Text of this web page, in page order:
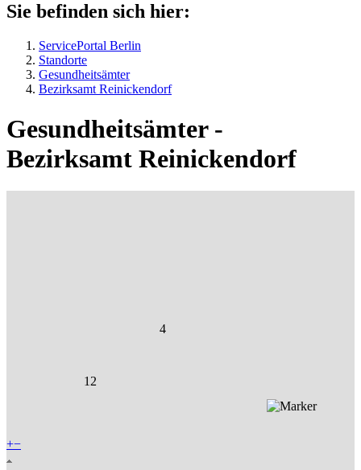
Sie befinden sich hier:
ServicePortal Berlin
Standorte
Gesundheitsämter
Bezirksamt Reinickendorf
Gesundheitsämter -
Bezirksamt Reinickendorf
12
4
+−